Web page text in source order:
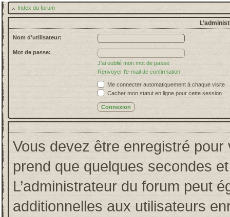
Index du forum
Nom d’utilisateur:
Mot de passe:
J’ai oublié mon mot de passe
Renvoyer l’e-mail de confirmation
Me connecter automatiquement à chaque visite
Cacher mon statut en ligne pour cette session
Vous devez être enregistré pour
prend que quelques secondes
L’administrateur du forum peut
additionnelles aux utilisateurs